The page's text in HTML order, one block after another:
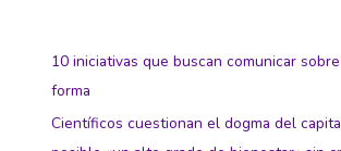
10 iniciativas que buscan comunicar
forma
Científicos cuestionan el dogma del